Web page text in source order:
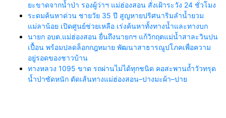
ยะขาดจากน้ำป่า รองผู้ว่าฯ แม่ฮ่องสอน สั่งเฝ้าระวัง 24 ชั่วโมง
ระดมค้นหาด่วน ชายวัย 35 ปี สูญหายปริศนาริมลำน้ำยวม
แม่ลาน้อย เปิดศูนย์ช่วยเหลือ เร่งค้นหาทั้งทางน้ำและทางบก
นายก อบต.แม่ฮ่องสอน ยื่นถึงนายกฯ แก้วิกฤตแม่น้ำสาละวินปน
เปื้อน พร้อมปลดล็อกกฎหมาย พัฒนาสาธารณูปโภคเพื่อความ
อยู่รอดของชาวบ้าน
ทางหลวง 1095 ขาด รถผ่านไม่ได้ทุกชนิด คอสะพานถ้ำวัวทรุด
น้ำป่าซัดหนัก ตัดเส้นทางแม่ฮ่องสอน–ปางมะผ้า–ปาย